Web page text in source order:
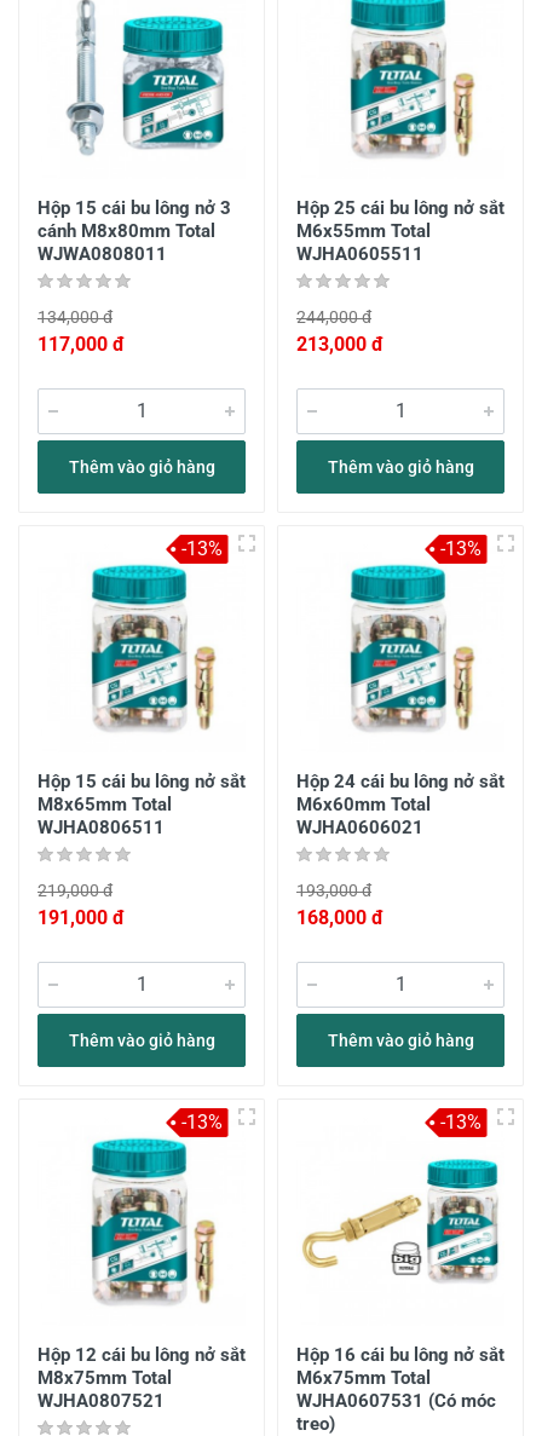
Hộp 15 cái bu lông nở 3
cánh M8x80mm Total
WJWA0808011
134,000 đ
117,000 đ
Thêm vào giỏ hàng
Hộp 25 cái bu lông nở sắt
M6x55mm Total
WJHA0605511
244,000 đ
213,000 đ
Thêm vào giỏ hàng
Hộp 15 cái bu lông nở sắt
M8x65mm Total
WJHA0806511
219,000 đ
191,000 đ
Thêm vào giỏ hàng
-13%
Hộp 24 cái bu lông nở sắt
M6x60mm Total
WJHA0606021
193,000 đ
168,000 đ
Thêm vào giỏ hàng
-13%
Hộp 12 cái bu lông nở sắt
M8x75mm Total
WJHA0807521
-13%
Hộp 16 cái bu lông nở sắt
M6x75mm Total
WJHA0607531 (Có móc
treo)
-13%